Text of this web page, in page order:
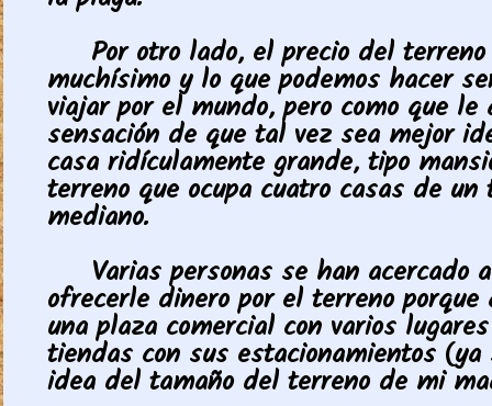
Por otro lado, el precio del
muchísimo y lo que podemos hacer
viajar por el mundo, pero como que le
sensación de que tal vez sea mejor
casa ridículamente grande, tipo
terreno que ocupa cuatro casas de un
mediano.
Varias personas se han acercado
ofrecerle dinero por el terreno porque
una plaza comercial con varios
tiendas con sus estacionamientos
idea del tamaño del terreno de mi